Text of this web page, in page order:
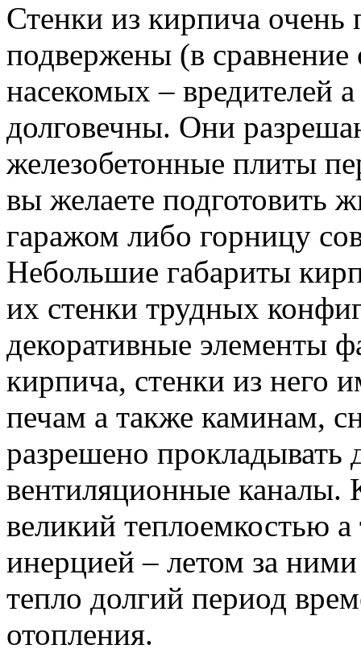
Стенки из кирпича
подвержены (в
насекомых – вредителей
долговечны. Они
железобетонные плиты
вы желаете подготовить
гаражом либо горницу
Небольшие габариты
их стенки трудных
декоративные элементы
кирпича, стенки из него
печам а также каминам,
разрешено прокладывать
вентиляционные каналы.
великий теплоемкостью
инерцией – летом за
тепло долгий период
отопления.